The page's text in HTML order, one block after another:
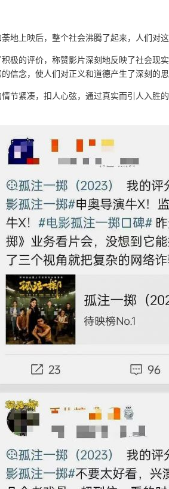
地上映后，整个社会沸腾了起来，人们对
极的评价，称赞影片深刻地反映了社会现
信念，使人们对正义和道德产生了深刻的
节紧凑，扣人心弦，通过真实而引人入胜